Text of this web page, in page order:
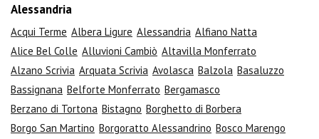
Alessandria
Acqui Terme Albera Ligure Alessandria Alfiano Natta
Alice Bel Colle Alluvioni Cambiò Altavilla Monferrato
Alzano Scrivia Arquata Scrivia Avolasca Balzola Basaluzzo
Bassignana Belforte Monferrato Bergamasco
Berzano di Tortona Bistagno Borghetto di Borbera
Borgo San Martino Borgoratto Alessandrino Bosco Marengo